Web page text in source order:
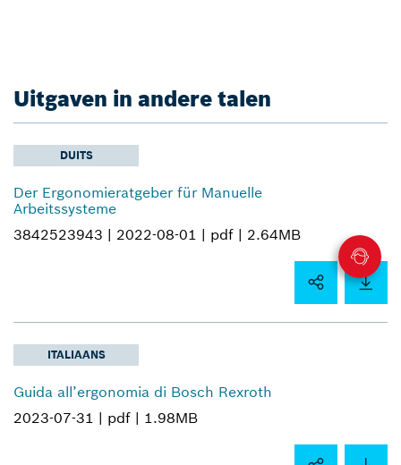
Uitgaven in andere talen
DUITS
Der Ergonomieratgeber für Manuelle
Arbeitssysteme
3842523943 | 2022-08-01 | pdf | 2.64MB
ITALIAANS
Guida all’ergonomia di Bosch Rexroth
2023-07-31 | pdf | 1.98MB